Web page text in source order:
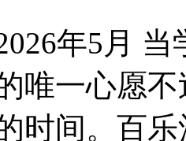
年5月
唯一心愿
时间。百